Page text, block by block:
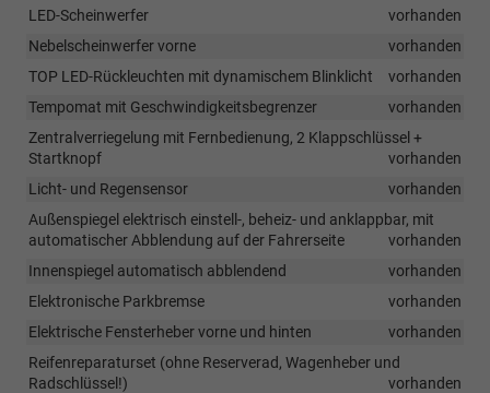
LED-Scheinwerfer
vorhanden
Nebelscheinwerfer vorne
vorhanden
TOP LED-Rückleuchten mit dynamischem Blinklicht
vorhanden
Tempomat mit Geschwindigkeitsbegrenzer
vorhanden
Zentralverriegelung mit Fernbedienung, 2 Klappschlüssel +
Startknopf
vorhanden
Licht- und Regensensor
vorhanden
Außenspiegel elektrisch einstell-, beheiz- und anklappbar, mit
automatischer Abblendung auf der Fahrerseite
vorhanden
Innenspiegel automatisch abblendend
vorhanden
Elektronische Parkbremse
vorhanden
Elektrische Fensterheber vorne und hinten
vorhanden
Reifenreparaturset (ohne Reserverad, Wagenheber und
Radschlüssel!)
vorhanden